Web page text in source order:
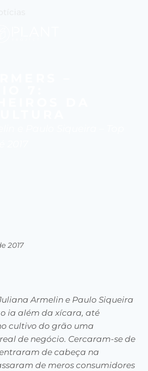
2017
Armelin e Paulo Siqueira
ia além da xícara, até
cultivo do grão uma
de negócio. Cercaram-se de
de cabeça na
de meros consumidores